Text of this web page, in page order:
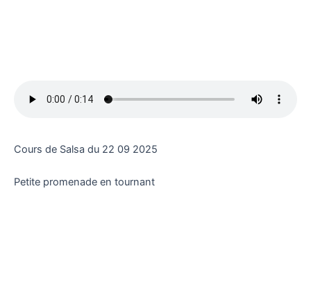
Cours de Salsa du 22 09 2025
Petite promenade en tournant